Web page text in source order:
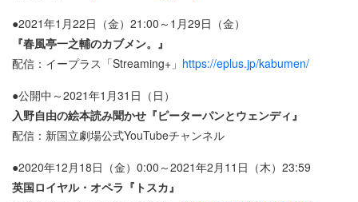
●2021年1月22日（金）21:00～1月29日（金）
『春風亭一之輔のカブメン。』
配信：イープラス「Streaming+」 https://eplus.jp/kabumen/
●公開中～2021年1月31日（日）
入野自由の絵本読み聞かせ『ピーターパンとウェンディ』
配信：新国立劇場公式YouTubeチャンネル
●2020年12月18日（金）0:00～2021年2月11日（木）23:59
英国ロイヤル・オペラ『トスカ』